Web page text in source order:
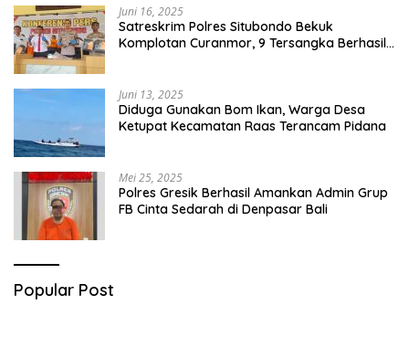
Juni 16, 2025
Satreskrim Polres Situbondo Bekuk
Komplotan Curanmor, 9 Tersangka Berhasil
Juni 13, 2025
Diduga Gunakan Bom Ikan, Warga Desa
Ketupat Kecamatan Raas Terancam Pidana
Mei 25, 2025
Polres Gresik Berhasil Amankan Admin Grup
FB Cinta Sedarah di Denpasar Bali
Popular Post